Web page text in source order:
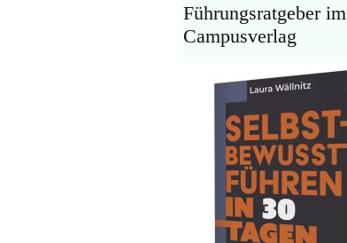
Führungsratgeber im
Campusverlag